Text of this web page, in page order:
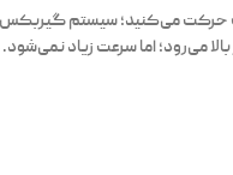
حرکت می‌کنید؛ سیستم گیربکس
می‌رود؛ اما سرعت زیاد